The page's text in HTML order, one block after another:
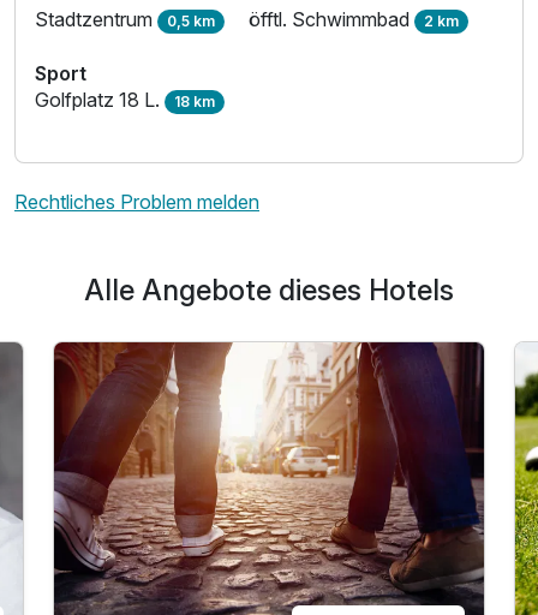
Stadtzentrum 0,5 km öfftl. Schwimmbad 2 km
Sport
Golfplatz 18 L. 18 km
Rechtliches Problem melden
Alle Angebote dieses Hotels